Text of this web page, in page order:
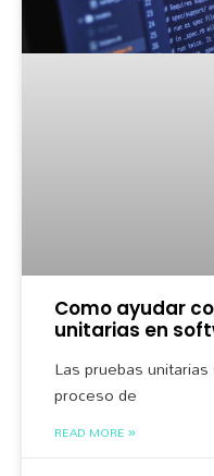
Como ayudar
unitarias en
Las pruebas
proceso de
READ MORE »